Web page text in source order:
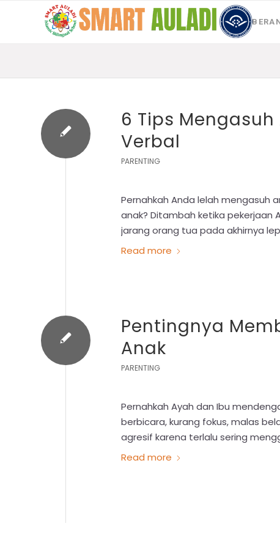
6 Tips
Verbal
PARENTING
Pernahkah Anda lelah mengasuh
anak? Ditambah ketika pekerjaan
jarang orang tua pada akhirnya
Read more
Pentingnya
Anak
PARENTING
Pernahkah Ayah dan Ibu
berbicara, kurang fokus, malas
agresif karena terlalu sering
Read more